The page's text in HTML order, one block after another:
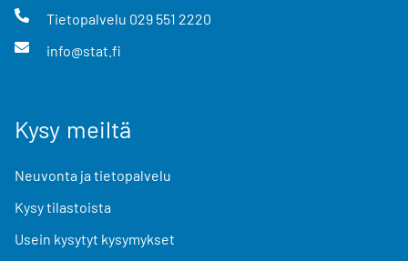
Tietopalvelu 029 551 2220
info@stat.fi
Kysy meiltä
Neuvonta ja tietopalvelu
Kysy tilastoista
Usein kysytyt kysymykset